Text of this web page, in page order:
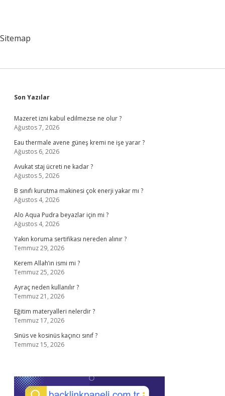
Sitemap
Sidebar
Son Yazılar
Mazeret izni kabul edilmezse ne olur ?
Ağustos 7, 2026
Eau thermale avene güneş kremi ne işe yarar ?
Ağustos 6, 2026
Avukat staj ücreti ne kadar ?
Ağustos 5, 2026
B sınıfı kurutma makinesi çok enerji yakar mı ?
Ağustos 4, 2026
Alo Aqua Pudra beyazlar için mi ?
Ağustos 4, 2026
Yakın koruma sertifikası nereden alınır ?
Temmuz 29, 2026
Kerem Allah’ın ismi mi ?
Temmuz 25, 2026
Ayraç neden kullanılır ?
Temmuz 21, 2026
Eğitim materyalleri nelerdir ?
Temmuz 17, 2026
Sinüs ve kosinüs kaçıncı sınıf ?
Temmuz 15, 2026